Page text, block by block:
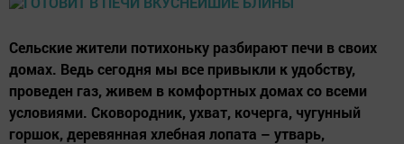
Сельские жители потихоньку разбирают печи в своих
домах. Ведь сегодня мы все привыкли к удобству,
проведен газ, живем в комфортных домах со всеми
условиями. Сковородник, ухват, кочерга, чугунный
горшок, деревянная хлебная лопата – утварь,